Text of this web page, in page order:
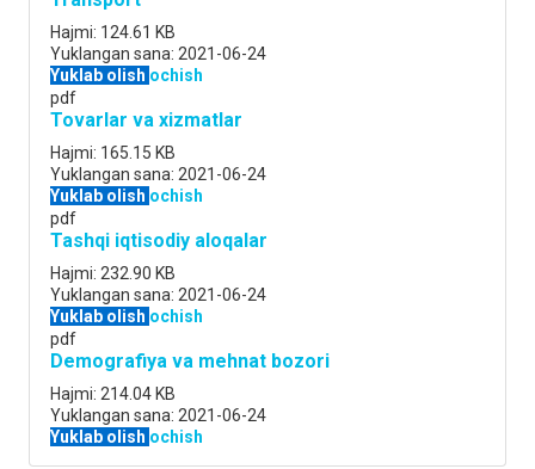
Hajmi: 124.61 KB
Yuklangan sana: 2021-06-24
Yuklab olish ochish
pdf
Tovarlar va xizmatlar
Hajmi: 165.15 KB
Yuklangan sana: 2021-06-24
Yuklab olish ochish
pdf
Tashqi iqtisodiy aloqalar
Hajmi: 232.90 KB
Yuklangan sana: 2021-06-24
Yuklab olish ochish
pdf
Demografiya va mehnat bozori
Hajmi: 214.04 KB
Yuklangan sana: 2021-06-24
Yuklab olish ochish